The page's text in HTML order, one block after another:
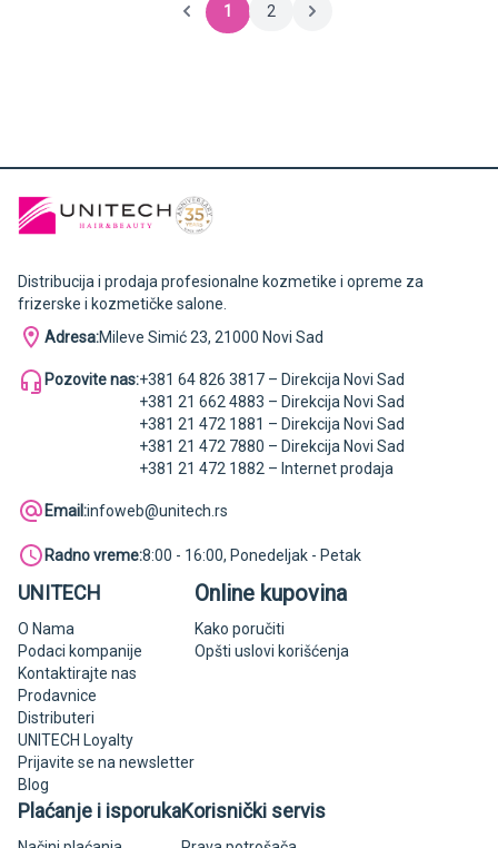
1 2
Distribucija i prodaja profesionalne kozmetike i opreme za
frizerske i kozmetičke salone.
Adresa:Mileve Simić 23, 21000 Novi Sad
Pozovite nas:+381 64 826 3817 – Direkcija Novi Sad
+381 21 662 4883 – Direkcija Novi Sad
+381 21 472 1881 – Direkcija Novi Sad
+381 21 472 7880 – Direkcija Novi Sad
+381 21 472 1882 – Internet prodaja
Email:infoweb@unitech.rs
Radno vreme:8:00 - 16:00, Ponedeljak - Petak
UNITECH
O Nama
Podaci kompanije
Kontaktirajte nas
Prodavnice
Distributeri
UNITECH Loyalty
Prijavite se na newsletter
Blog
Online kupovina
Kako poručiti
Opšti uslovi korišćenja
Plaćanje i isporukaKorisnički servis